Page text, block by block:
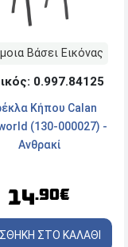
Βάσει Εικόνας
0.997.84125
Κήπου Calan
(130-000027) -
Aνθρακί
14.90€
ΣΤΟ ΚΑΛΑΘΙ